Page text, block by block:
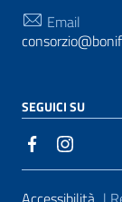
Email
SEGUICI SU